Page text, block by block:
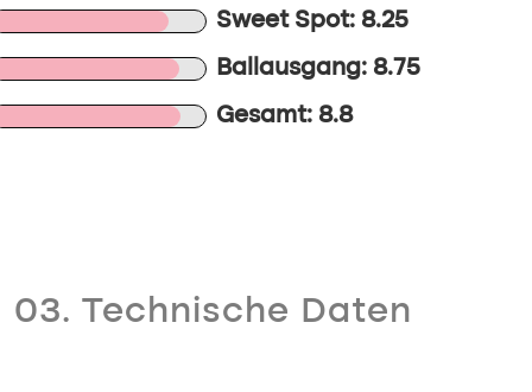
Sweet Spot: 8.25
Ballausgang: 8.75
Gesamt: 8.8
03. Technische Daten